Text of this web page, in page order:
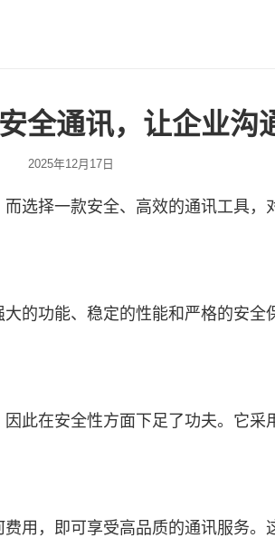
全通讯，让企业沟
2025年12月17日
选择一款安全、高效的通讯工具
的功能、稳定的性能和严格的安
此在安全性方面下足了功夫。它
用，即可享受高品质的通讯服务